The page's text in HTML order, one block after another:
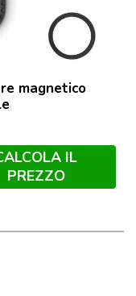
magnetico
IL
PREZZO